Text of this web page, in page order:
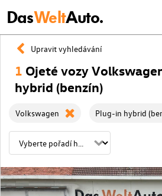
DasWeltAuto.
Upravit vyhledávání
1 Ojeté vozy
hybrid (benzín)
Volkswagen Plug-in hybrid